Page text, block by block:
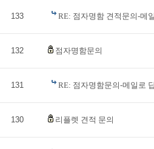
133 RE: 점자명함 견적문의-메
132 점자명함문의
131 RE: 점자명함문의-메일로
130 리플렛 견적 문의